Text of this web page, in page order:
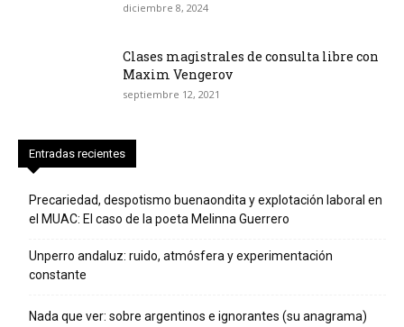
diciembre 8, 2024
Clases magistrales de consulta libre con
Maxim Vengerov
septiembre 12, 2021
Entradas recientes
Precariedad, despotismo buenaondita y explotación laboral en
el MUAC: El caso de la poeta Melinna Guerrero
Unperro andaluz: ruido, atmósfera y experimentación
constante
Nada que ver: sobre argentinos e ignorantes (su anagrama)